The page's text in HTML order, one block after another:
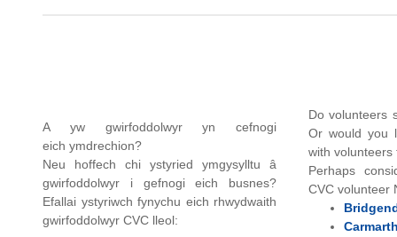
A yw gwirfoddolwyr yn cefnogi
eich ymdrechion?
Neu hoffech chi ystyried ymgysylltu â
gwirfoddolwyr i gefnogi eich busnes?
Efallai ystyriwch fynychu eich rhwydwaith
gwirfoddolwyr CVC lleol:
Do volunteers
Or would you
with volunteers
Perhaps
CVC volunteer